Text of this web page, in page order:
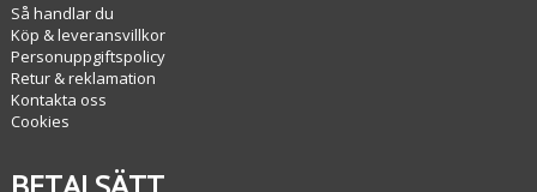
Så handlar du
Köp & leveransvillkor
Personuppgiftspolicy
Retur & reklamation
Kontakta oss
Cookies